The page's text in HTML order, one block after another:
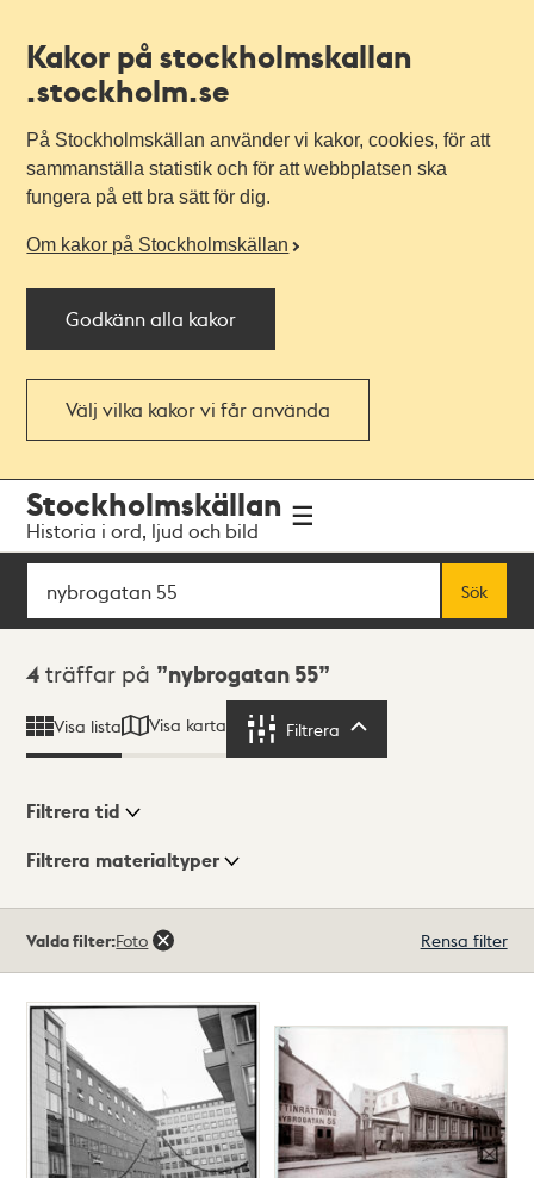
Kakor på stockholmskallan
.stockholm.se
På Stockholmskällan använder vi kakor, cookies, för att
sammanställa statistik och för att webbplatsen ska
fungera på ett bra sätt för dig.
Om kakor på Stockholmskällan
Godkänn alla kakor
Välj vilka kakor vi får använda
navigationen
huvudinnehållet
Stockholmskällan
Historia i ord, ljud och bild
Sök
Sök
Sökresultat
4 träffar på nybrogatan 55
Visa lista Visa karta Filtrera
Visningsläge
Filtrera tid
Filtrera materialtyper
träffar
Valda filter:Foto Rensa filter